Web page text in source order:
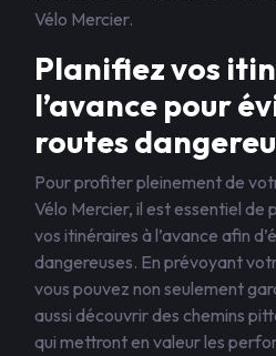
Vélo Mercier.
Planifiez vos
l’avance pour
routes
Pour profiter pleinement de
Vélo Mercier, il est essentiel de
vos itinéraires à l’avance afin
dangereuses. En prévoyant
vous pouvez non seulement
aussi découvrir des chemins
qui mettront en valeur les